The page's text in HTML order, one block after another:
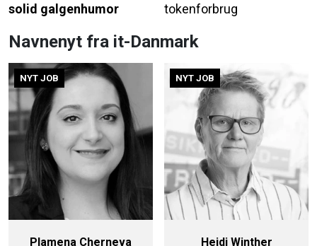
solid galgenhumor
tokenforbrug
Navnenyt fra it-Danmark
NYT JOB
Plamena Cherneva
NYT JOB
Heidi Winther